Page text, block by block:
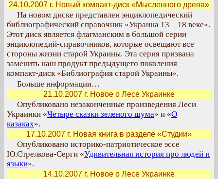
24.10.2007 г. Новый компакт-диск «Мысленного древа»
На новом диске представлен энциклопедический
библиографический справочник «Украина 13 – 18 веке».
Этот диск является флагманским в большой серии
энциклопедий-справочников, которые освещают все
стороны жизни старой Украины. Эта серия призвана
заменить наш продукт предыдущего поколения –
компакт-диск «Библиография старой Украины».
Больше информации…
21.10.2007 г. Новое о Лесе Украинке
Опубликовано незаконченные произведения Леси
Украинки «Четыре сказки зеленого шума» и «О
казаках».
17.10.2007 г. Новая книга в разделе «Студии»
Опубликовано историко-патриотическое эссе
Ю.Стрелкова-Серги «Удивительная история про людей и
языки».
14.10.2007 г. Новое о Лесе Украинке